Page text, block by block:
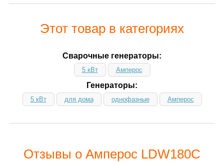
Этот товар в категориях
Сварочные генераторы:
5 кВт Амперос
Генераторы:
5 кВт для дома однофазные Амперос
Отзывы о Амперос LDW180С